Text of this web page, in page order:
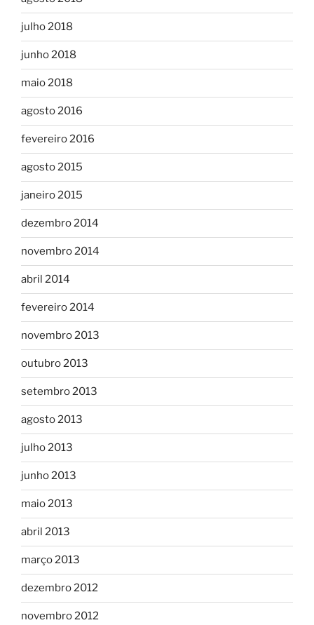
julho 2018
junho 2018
maio 2018
agosto 2016
fevereiro 2016
agosto 2015
janeiro 2015
dezembro 2014
novembro 2014
abril 2014
fevereiro 2014
novembro 2013
outubro 2013
setembro 2013
agosto 2013
julho 2013
junho 2013
maio 2013
abril 2013
março 2013
dezembro 2012
novembro 2012